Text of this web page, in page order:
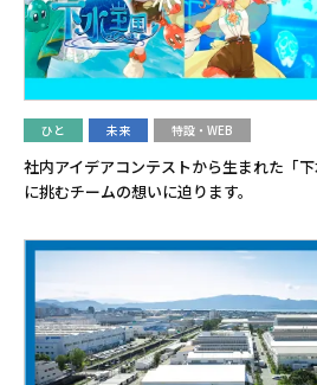
ひと 未来 特設・WEB
社内アイデアコンテストから生まれた「
に挑むチームの想いに迫ります。